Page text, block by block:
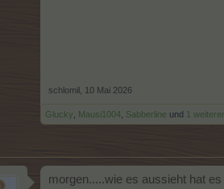
schlomil 10 Mai 2026
Glucky Mausi1004 Sabberline und 1
morgen.....wie es aussieht hat